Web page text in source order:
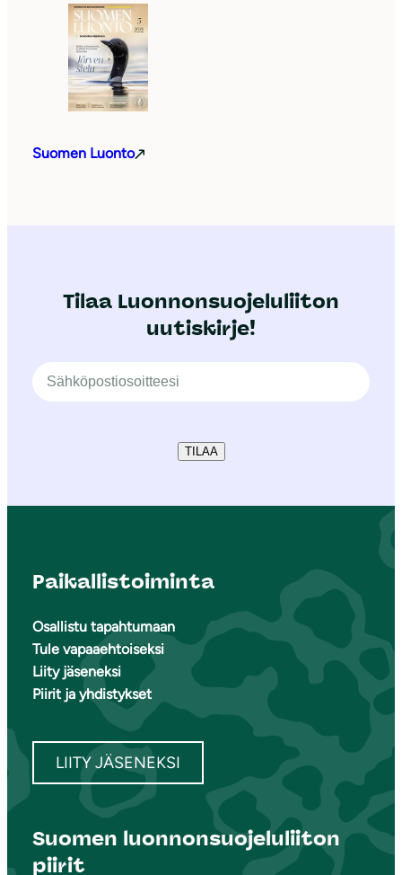
Suomen Luonto
Tilaa Luonnonsuojeluliiton
uutiskirje!
TILAA
Paikallistoiminta
Osallistu tapahtumaan
Tule vapaaehtoiseksi
Liity jäseneksi
Piirit ja yhdistykset
LIITY JÄSENEKSI
Suomen luonnonsuojeluliiton
piirit